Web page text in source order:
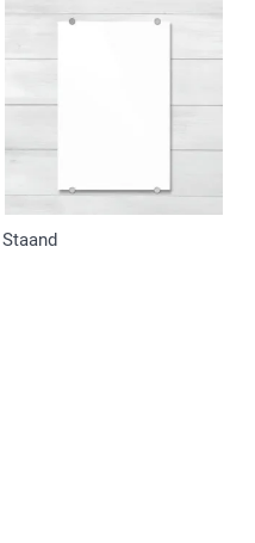
Staand